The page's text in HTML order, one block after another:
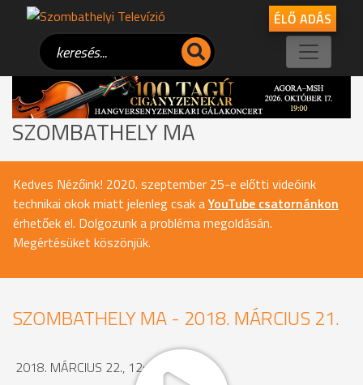
ÉLŐ ADÁS
SZOMBATHELY MA
Kedves Nézőink! 2020. szeptember 25-e előtti videóink
technikai okok miatt jelenleg csak aYouTube csatornánkon
érhetőek el. Dolgozunk a probléma megoldásán.
Megértésüket köszönjük.
SZOMBATHELY MA - 2018. MÁRCIUS 21.
2018. MÁRCIUS 22., 12:43